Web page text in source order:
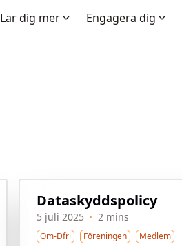
Lär dig mer Engagera dig
Dataskyddspolicy
5 juli 2025 · 2 mins
Om-Dfri Föreningen Medlem